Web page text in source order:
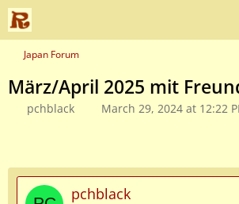
Japan Forum
März/April 2025 mit
pchblack March 29, 2024 at 12:22
pchblack